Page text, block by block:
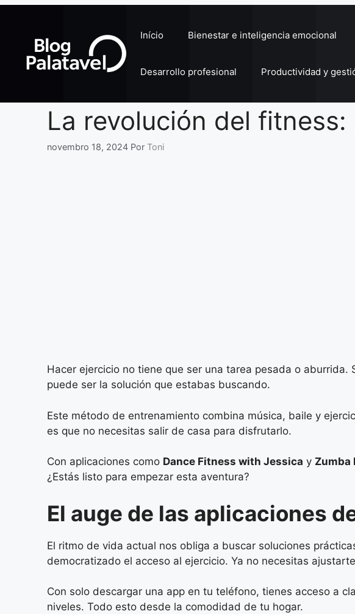
conteúdo
Início Bienestar e inteligencia emocional
Desarrollo profesional Productividad y
La revolución del
novembro 18, 2024 Por Toni
Hacer ejercicio no tiene que ser una tarea pesada o
puede ser la solución que estabas buscando.
Este método de entrenamiento combina música, baile y
es que no necesitas salir de casa para disfrutarlo.
Con aplicaciones como Dance Fitness with Jessica y Zumba
¿Estás listo para empezar esta aventura?
El auge de las aplicaciones
El ritmo de vida actual nos obliga a buscar soluciones
democratizado el acceso al ejercicio. Ya no necesitas
Con solo descargar una app en tu teléfono, tienes acceso a
niveles. Todo esto desde la comodidad de tu hogar.